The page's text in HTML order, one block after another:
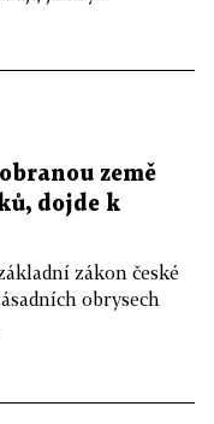
země
dojde k
zákon české
obrysech